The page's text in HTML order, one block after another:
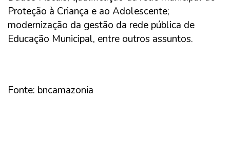
Proteção à Criança e ao Adolescente;
modernização da gestão da rede pública de
Educação Municipal, entre outros assuntos.
Fonte: bncamazonia